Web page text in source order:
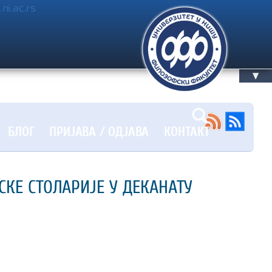
БЛОГ ПРИЈАВА / OДЈАВА КОНТАКТ
▲
СТОЛАРИЈЕ У ДЕКАНАТУ